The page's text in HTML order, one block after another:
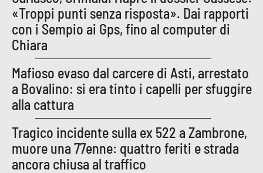
«Troppi punti senza risposta». Dai rapporti
con i Sempio ai Gps, fino al computer di
Chiara
Mafioso evaso dal carcere di Asti, arrestato
a Bovalino: si era tinto i capelli per sfuggire
alla cattura
Tragico incidente sulla ex 522 a Zambrone,
muore una 77enne: quattro feriti e strada
ancora chiusa al traffico